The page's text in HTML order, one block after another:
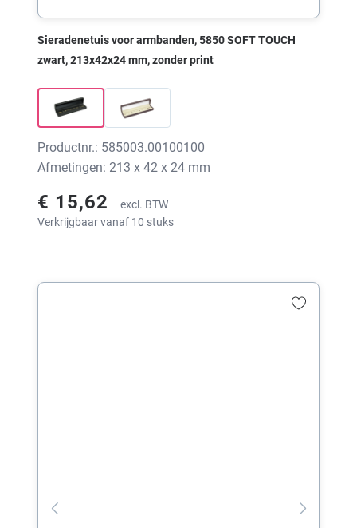
Sieradenetuis voor armbanden, 5850 SOFT TOUCH
zwart, 213x42x24 mm, zonder print
Productnr.: 585003.00100100
Afmetingen: 213 x 42 x 24 mm
€ 15,62
excl. BTW
Verkrijgbaar vanaf 10 stuks